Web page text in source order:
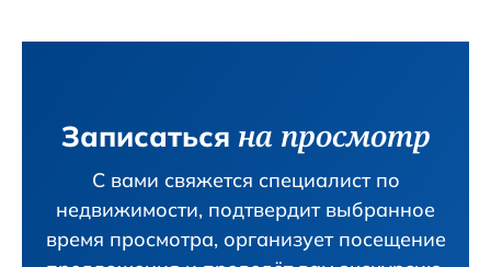
Записаться на просмотр
С вами свяжется специалист по
недвижимости, подтвердит вы­бранное
время просмотра, организует посещение